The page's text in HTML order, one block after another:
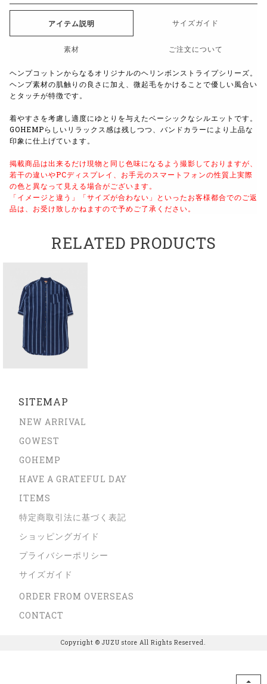
アイテム説明 サイズガイド
素材 ご注文について
ヘンプコットンからなるオリジナルのヘリンボンストライプシリーズ。
ヘンプ素材の肌触りの良さに加え、微起毛をかけることで優しい風合い
とタッチが特徴です。
着やすさを考慮し適度にゆとりを与えたベーシックなシルエットです。
GOHEMPらしいリラックス感は残しつつ、バンドカラーにより上品な
印象に仕上げています。
掲載商品は出来るだけ現物と同じ色味になるよう撮影しておりますが、
若干の違いやPCディスプレイ、お手元のスマートフォンの性質上実際
の色と異なって見える場合がございます。
「イメージと違う」「サイズが合わない」といったお客様都合でのご返
品は、お受け致しかねますので予めご了承ください。
RELATED PRODUCTS
SITEMAP
NEW ARRIVAL
GOWEST
GOHEMP
HAVE A GRATEFUL DAY
ITEMS
特定商取引法に基づく表記
ショッピングガイド
プライバシーポリシー
サイズガイド
ORDER FROM OVERSEAS
CONTACT
Copyright © JUZU store All Rights Reserved.